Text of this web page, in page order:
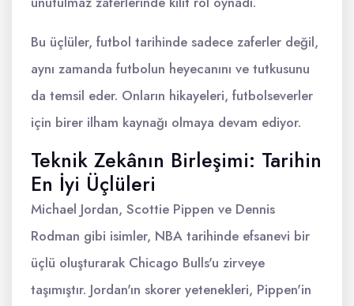
Bu üçlüler, futbol tarihinde sadece zaferler değil,
aynı zamanda futbolun heyecanını ve tutkusunu
da temsil eder. Onların hikayeleri, futbolseverler
için birer ilham kaynağı olmaya devam ediyor.
Teknik Zekânın Birleşimi: Tarihin
En İyi Üçlüleri
Michael Jordan, Scottie Pippen ve Dennis
Rodman gibi isimler, NBA tarihinde efsanevi bir
üçlü oluşturarak Chicago Bulls'u zirveye
taşımıştır. Jordan'ın skorer yetenekleri, Pippen'in